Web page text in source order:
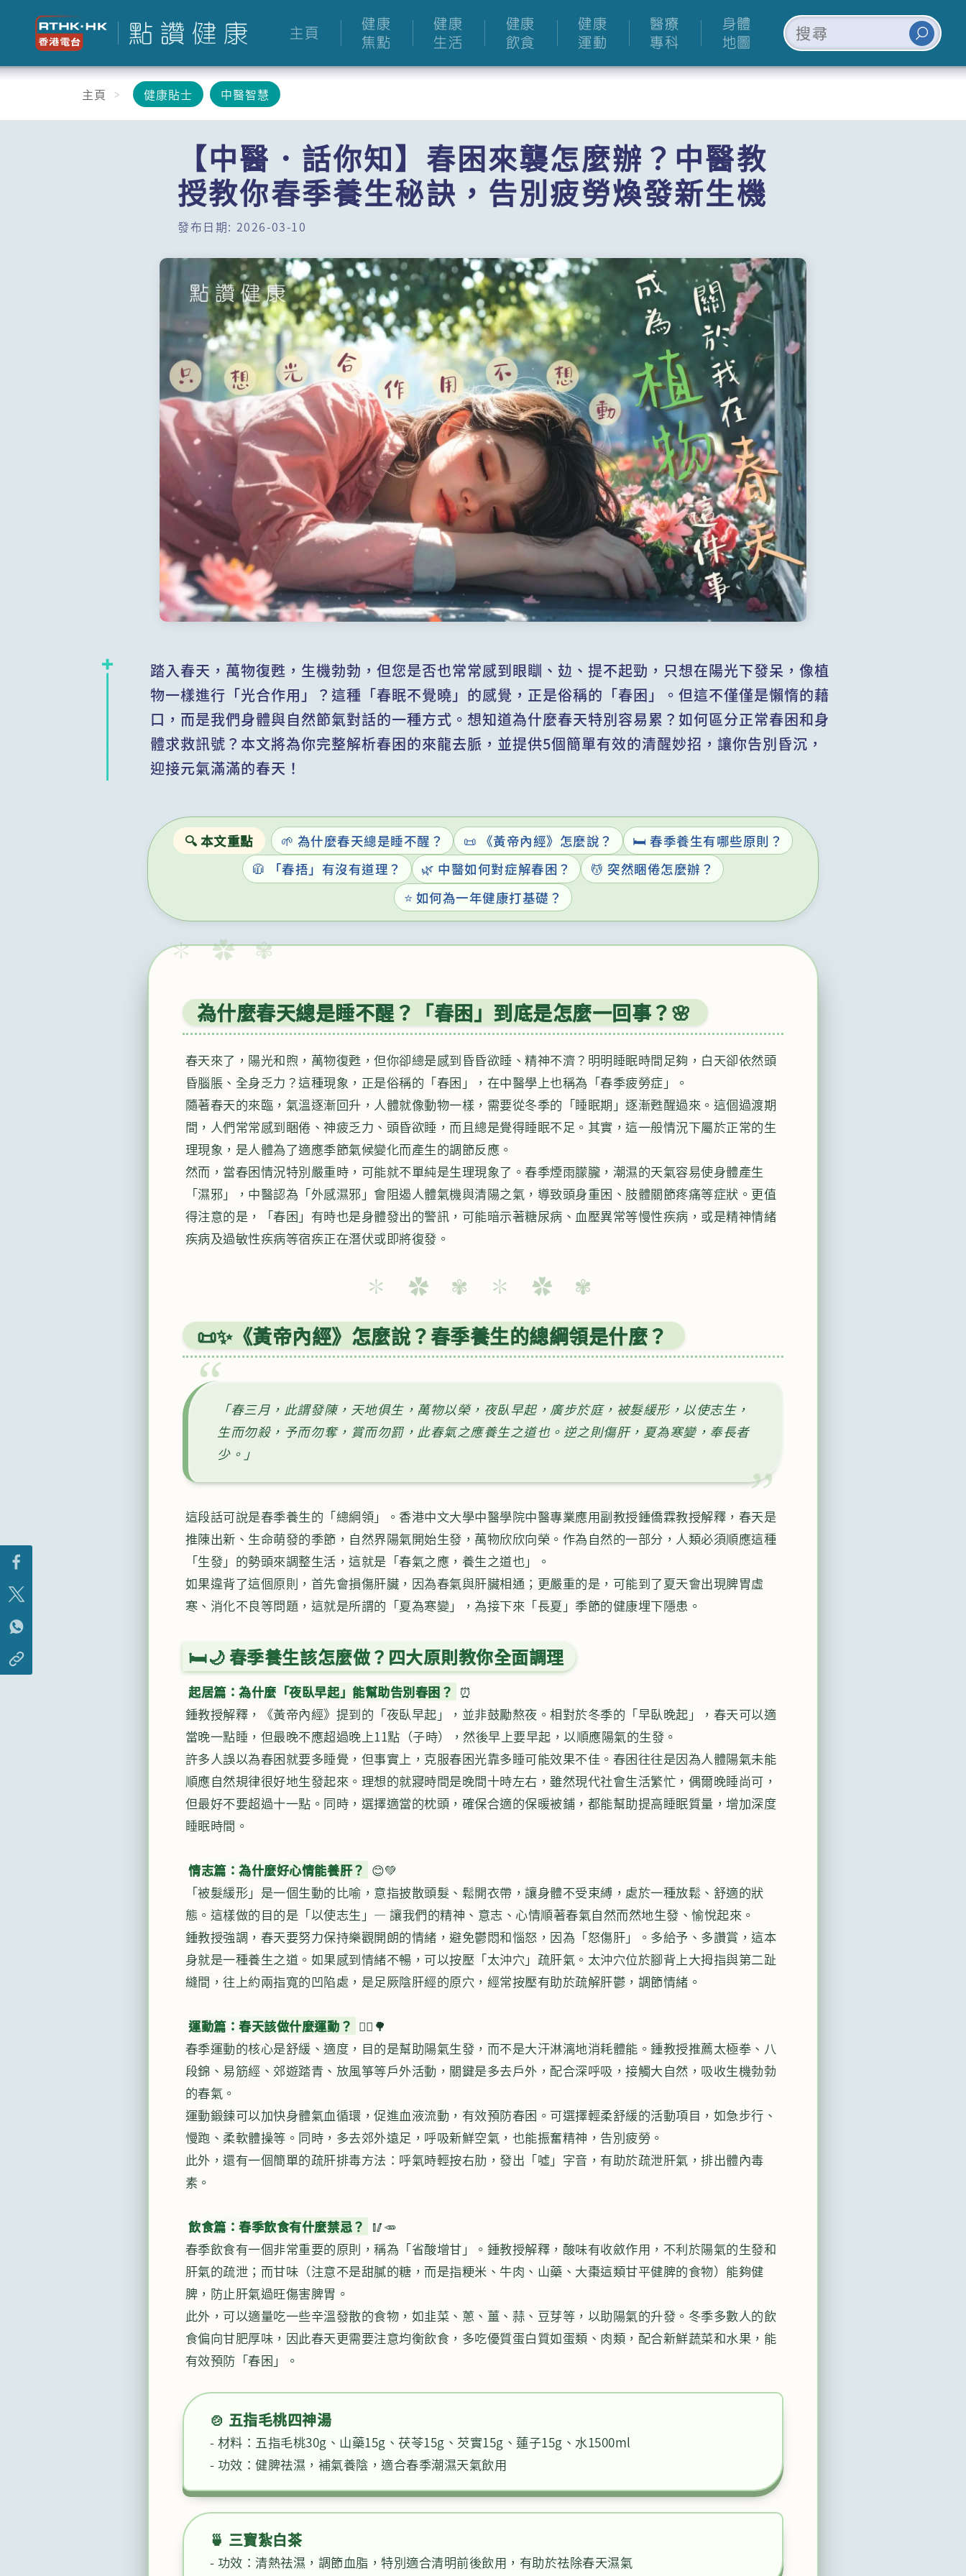
主頁
健康
焦點
健康
生活
健康
飲食
健康
運動
醫療
專科
身體
地圖
主頁 健康貼士 中醫智慧
【中醫．話你知】春困來襲怎麼辦？中醫教
授教你春季養生秘訣，告別疲勞煥發新生機
發布日期: 2026-03-10
踏入春天，萬物復甦，生機勃勃，但您是否也常常感到眼瞓、攰、提不起勁，只想在陽光下發呆，像植
物一樣進行「光合作用」？這種「春眠不覺曉」的感覺，正是俗稱的「春困」。但這不僅僅是懶惰的藉
口，而是我們身體與自然節氣對話的一種方式。想知道為什麼春天特別容易累？如何區分正常春困和身
體求救訊號？本文將為你完整解析春困的來龍去脈，並提供5個簡單有效的清醒妙招，讓你告別昏沉，
迎接元氣滿滿的春天！
🔍 本文重點 🌱 為什麼春天總是睡不醒？ 📜 《黃帝內經》怎麼說？
🛏️ 春季養生有哪些原則？
🧥 「春捂」有沒有道理？
🌿 中醫如何對症解春困？
💆 突然睏倦怎麼辦？
⭐ 如何為一年健康打基礎？
為什麼春天總是睡不醒？「春困」到底是怎麼一回事？🌸
春天來了，陽光和煦，萬物復甦，但你卻總是感到昏昏欲睡、精神不濟？明明睡眠時間足夠，白天卻依然頭
昏腦脹、全身乏力？這種現象，正是俗稱的「春困」，在中醫學上也稱為「春季疲勞症」。
隨著春天的來臨，氣溫逐漸回升，人體就像動物一樣，需要從冬季的「睡眠期」逐漸甦醒過來。這個過渡期
間，人們常常感到睏倦、神疲乏力、頭昏欲睡，而且總是覺得睡眠不足。其實，這一般情況下屬於正常的生
理現象，是人體為了適應季節氣候變化而產生的調節反應。
然而，當春困情況特別嚴重時，可能就不單純是生理現象了。春季煙雨朦朧，潮濕的天氣容易使身體產生
「濕邪」，中醫認為「外感濕邪」會阻遏人體氣機與清陽之氣，導致頭身重困、肢體關節疼痛等症狀。更值
得注意的是，「春困」有時也是身體發出的警訊，可能暗示著糖尿病、血壓異常等慢性疾病，或是精神情緒
疾病及過敏性疾病等宿疾正在潛伏或即將復發。
✽ ✿ ✾ ✽ ✿ ✾
📜✨《黃帝內經》怎麼說？春季養生的總綱領是什麼？
「春三月，此謂發陳，天地俱生，萬物以榮，夜臥早起，廣步於庭，被髮緩形，以使志生，
生而勿殺，予而勿奪，賞而勿罰，此春氣之應養生之道也。逆之則傷肝，夏為寒變，奉長者
少。」
這段話可說是春季養生的「總綱領」。香港中文大學中醫學院中醫專業應用副教授鍾僑霖教授解釋，春天是
推陳出新、生命萌發的季節，自然界陽氣開始生發，萬物欣欣向榮。作為自然的一部分，人類必須順應這種
「生發」的勢頭來調整生活，這就是「春氣之應，養生之道也」。
如果違背了這個原則，首先會損傷肝臟，因為春氣與肝臟相通；更嚴重的是，可能到了夏天會出現脾胃虛
寒、消化不良等問題，這就是所謂的「夏為寒變」，為接下來「長夏」季節的健康埋下隱患。
🛏️🌙 春季養生該怎麼做？四大原則教你全面調理
起居篇：為什麼「夜臥早起」能幫助告別春困？ ⏰
鍾教授解釋，《黃帝內經》提到的「夜臥早起」，並非鼓勵熬夜。相對於冬季的「早臥晚起」，春天可以適
當晚一點睡，但最晚不應超過晚上11點（子時），然後早上要早起，以順應陽氣的生發。
許多人誤以為春困就要多睡覺，但事實上，克服春困光靠多睡可能效果不佳。春困往往是因為人體陽氣未能
順應自然規律很好地生發起來。理想的就寢時間是晚間十時左右，雖然現代社會生活繁忙，偶爾晚睡尚可，
但最好不要超過十一點。同時，選擇適當的枕頭，確保合適的保暖被鋪，都能幫助提高睡眠質量，增加深度
睡眠時間。
情志篇：為什麼好心情能養肝？ 😊💚
「被髮緩形」是一個生動的比喻，意指披散頭髮、鬆開衣帶，讓身體不受束縛，處於一種放鬆、舒適的狀
態。這樣做的目的是「以使志生」— 讓我們的精神、意志、心情順著春氣自然而然地生發、愉悅起來。
鍾教授強調，春天要努力保持樂觀開朗的情緒，避免鬱悶和惱怒，因為「怒傷肝」。多給予、多讚賞，這本
身就是一種養生之道。如果感到情緒不暢，可以按壓「太沖穴」疏肝氣。太沖穴位於腳背上大拇指與第二趾
縫間，往上約兩指寬的凹陷處，是足厥陰肝經的原穴，經常按壓有助於疏解肝鬱，調節情緒。
運動篇：春天該做什麼運動？ 🚶‍♂️🌳
春季運動的核心是舒緩、適度，目的是幫助陽氣生發，而不是大汗淋漓地消耗體能。鍾教授推薦太極拳、八
段錦、易筋經、郊遊踏青、放風箏等戶外活動，關鍵是多去戶外，配合深呼吸，接觸大自然，吸收生機勃勃
的春氣。
運動鍛鍊可以加快身體氣血循環，促進血液流動，有效預防春困。可選擇輕柔舒緩的活動項目，如急步行、
慢跑、柔軟體操等。同時，多去郊外遠足，呼吸新鮮空氣，也能振奮精神，告別疲勞。
此外，還有一個簡單的疏肝排毒方法：呼氣時輕按右肋，發出「噓」字音，有助於疏泄肝氣，排出體內毒
素。
飲食篇：春季飲食有什麼禁忌？ 🥢🥕
春季飲食有一個非常重要的原則，稱為「省酸增甘」。鍾教授解釋，酸味有收斂作用，不利於陽氣的生發和
肝氣的疏泄；而甘味（注意不是甜膩的糖，而是指粳米、牛肉、山藥、大棗這類甘平健脾的食物）能夠健
脾，防止肝氣過旺傷害脾胃。
此外，可以適量吃一些辛溫發散的食物，如韭菜、蔥、薑、蒜、豆芽等，以助陽氣的升發。冬季多數人的飲
食偏向甘肥厚味，因此春天更需要注意均衡飲食，多吃優質蛋白質如蛋類、肉類，配合新鮮蔬菜和水果，能
有效預防「春困」。
🍲 五指毛桃四神湯
- 材料：五指毛桃30g、山藥15g、茯苓15g、芡實15g、蓮子15g、水1500ml
- 功效：健脾祛濕，補氣養陰，適合春季潮濕天氣飲用
🍵 三寶紮白茶
- 功效：清熱祛濕，調節血脂，特別適合清明前後飲用，有助於祛除春天濕氣